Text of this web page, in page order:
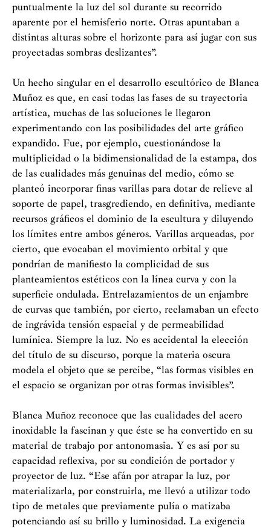
puntualmente la luz del sol durante su recorrido
aparente por el hemisferio norte. Otras apuntaban a
distintas alturas sobre el horizonte para así jugar con sus
proyectadas sombras deslizantes”.
Un hecho singular en el desarrollo escultórico de Blanca
Muñoz es que, en casi todas las fases de su trayectoria
artística, muchas de las soluciones le llegaron
experimentando con las posibilidades del arte gráfico
expandido. Fue, por ejemplo, cuestionándose la
multiplicidad o la bidimensionalidad de la estampa, dos
de las cualidades más genuinas del medio, cómo se
planteó incorporar finas varillas para dotar de relieve al
soporte de papel, trasgrediendo, en definitiva, mediante
recursos gráficos el dominio de la escultura y diluyendo
los límites entre ambos géneros. Varillas arqueadas, por
cierto, que evocaban el movimiento orbital y que
pondrían de manifiesto la complicidad de sus
planteamientos estéticos con la línea curva y con la
superficie ondulada. Entrelazamientos de un enjambre
de curvas que también, por cierto, reclamaban un efecto
de ingrávida tensión espacial y de permeabilidad
lumínica. Siempre la luz. No es accidental la elección
del título de su discurso, porque la materia oscura
modela el objeto que se percibe, “las formas visibles en
el espacio se organizan por otras formas invisibles”.
Blanca Muñoz reconoce que las cualidades del acero
inoxidable la fascinan y que éste se ha convertido en su
material de trabajo por antonomasia. Y es así por su
capacidad reflexiva, por su condición de portador y
proyector de luz. “Ese afán por atrapar la luz, por
materializarla, por construirla, me llevó a utilizar todo
tipo de metales que previamente pulía o matizaba
potenciando así su brillo y luminosidad. La exigencia